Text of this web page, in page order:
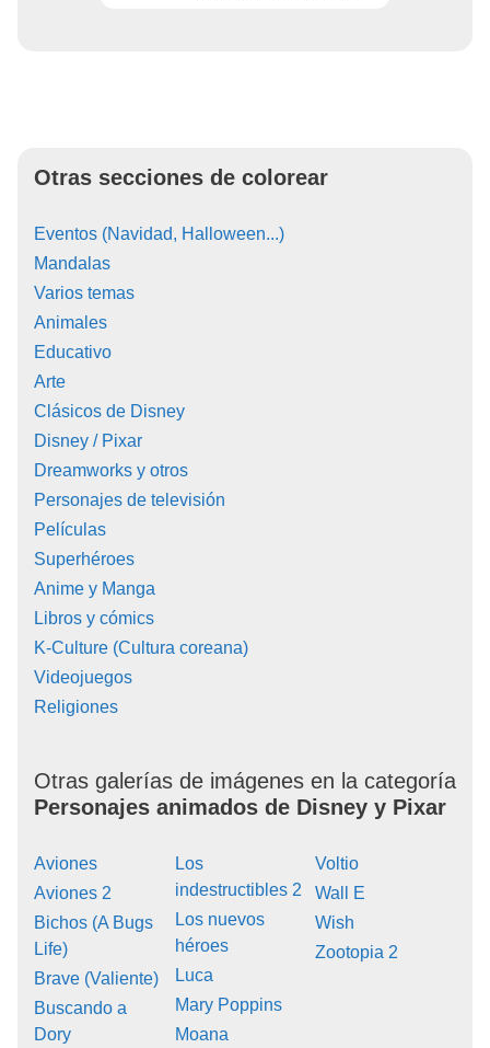
Otras secciones de colorear
Eventos (Navidad, Halloween...)
Mandalas
Varios temas
Animales
Educativo
Arte
Clásicos de Disney
Disney / Pixar
Dreamworks y otros
Personajes de televisión
Películas
Superhéroes
Anime y Manga
Libros y cómics
K-Culture (Cultura coreana)
Videojuegos
Religiones
Otras galerías de imágenes en la categoría
Personajes animados de Disney y Pixar
Aviones
Aviones 2
Bichos (A Bugs
Life)
Brave (Valiente)
Buscando a
Dory
Los
indestructibles 2
Los nuevos
héroes
Luca
Mary Poppins
Moana
Voltio
Wall E
Wish
Zootopia 2